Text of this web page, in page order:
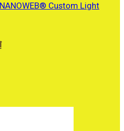
Custom Light
Giá